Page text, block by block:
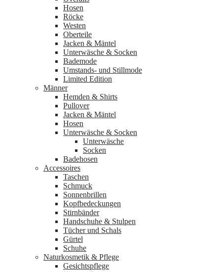
Hosen
Röcke
Westen
Oberteile
Jacken & Mäntel
Unterwäsche & Socken
Bademode
Umstands- und Stillmode
Limited Edition
Männer
Hemden & Shirts
Pullover
Jacken & Mäntel
Hosen
Unterwäsche & Socken
Unterwäsche
Socken
Badehosen
Accessoires
Taschen
Schmuck
Sonnenbrillen
Kopfbedeckungen
Stirnbänder
Handschuhe & Stulpen
Tücher und Schals
Gürtel
Schuhe
Naturkosmetik & Pflege
Gesichtspflege